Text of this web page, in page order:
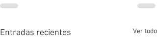
Entradas recientes Ver todo